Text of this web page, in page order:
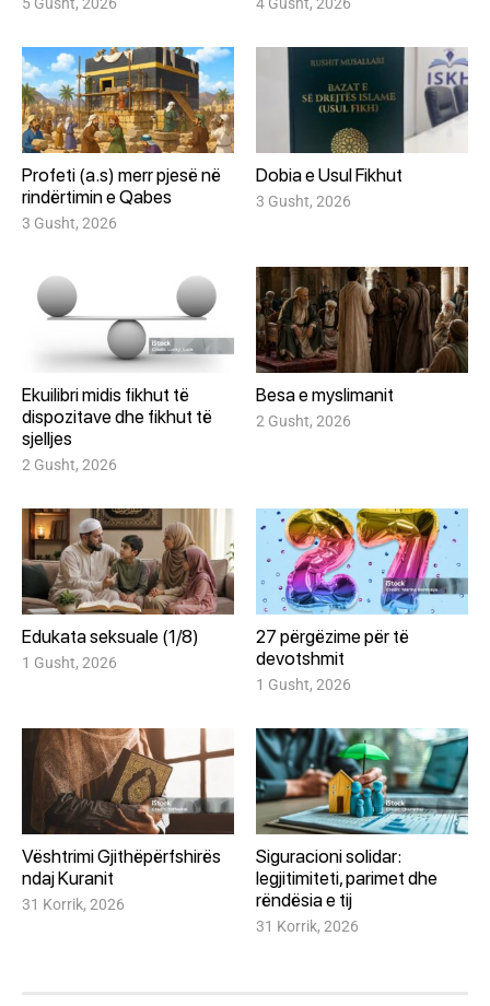
5 Gusht, 2026 4 Gusht, 2026
Profeti (a.s) merr pjesë në
rindërtimin e Qabes
3 Gusht, 2026
Dobia e Usul Fikhut
3 Gusht, 2026
Ekuilibri midis fikhut të
dispozitave dhe fikhut të
sjelljes
2 Gusht, 2026
Besa e myslimanit
2 Gusht, 2026
Edukata seksuale (1/8)
1 Gusht, 2026
27 përgëzime për të
devotshmit
1 Gusht, 2026
Vështrimi Gjithëpërfshirës
ndaj Kuranit
31 Korrik, 2026
Siguracioni solidar:
legjitimiteti, parimet dhe
rëndësia e tij
31 Korrik, 2026